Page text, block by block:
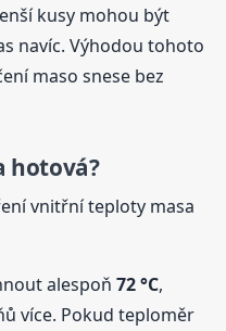
kusy mohou být
navíc. Výhodou tohoto
maso snese bez
hotová?
vnitřní teploty masa
alespoň72 °C,
více. Pokud teploměr